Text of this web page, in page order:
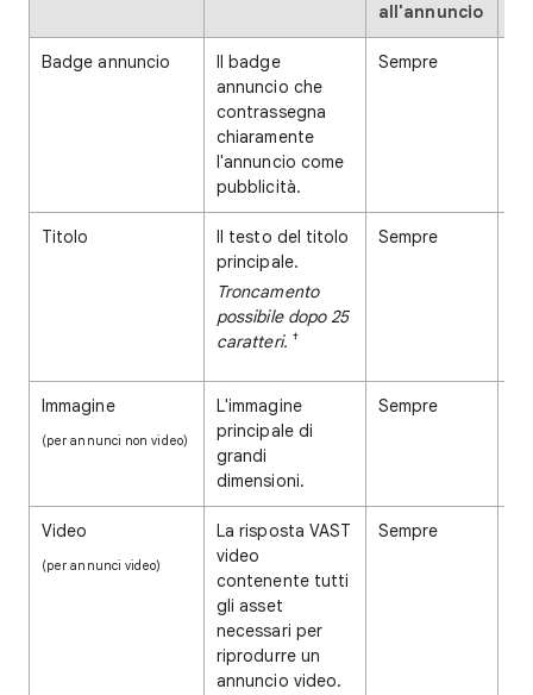
all'annuncio
Badge annuncio
Il badge
annuncio che
contrassegna
chiaramente
l'annuncio come
pubblicità.
Sempre
Titolo
Il testo del titolo
principale.
Troncamento
possibile dopo 25
caratteri. †
Sempre
Immagine
(per annunci non video)
L'immagine
principale di
grandi
dimensioni.
Sempre
Video
(per annunci video)
La risposta VAST
video
contenente tutti
gli asset
necessari per
riprodurre un
annuncio video.
Sempre